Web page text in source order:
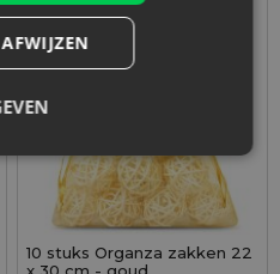
Bestseller
10 stuks Organza zakken 22